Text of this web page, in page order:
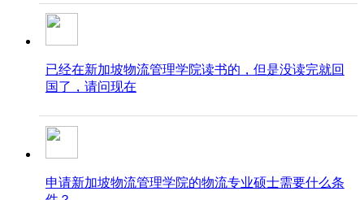
已经在新加坡物流管理学院读书的，但是没读完就回
国了，请问现在
申请新加坡物流管理学院的物流专业硕士需要什么条